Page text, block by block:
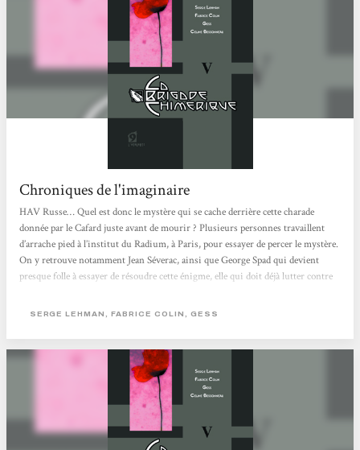
Chroniques de l'imaginaire
HAV Russe… Quel est donc le mystère qui se cache derrière cette charade
donnée par le Cafard juste avant de mourir ? Plusieurs personnes travaillent
d’arrache pied à l’institut du Radium, à Paris, pour essayer de percer le mystère.
On y retrouve notamment Jean Séverac, ainsi que George Spad qui devient
presque folle à essayer de résoudre cette énigme, elle qui doit déjà lutter contre
tranquillité part en lambeaux lorsqu’Irène Curie reçoit une photo : Nous
SERGE LEHMAN, FABRICE COLIN, GESS